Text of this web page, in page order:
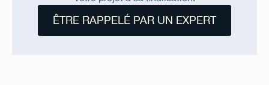
ÊTRE RAPPELÉ PAR UN EXPERT